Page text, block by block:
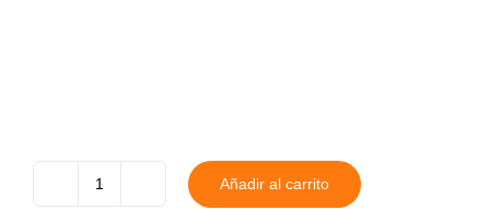
Añadir al carrito